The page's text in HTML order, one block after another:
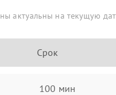
актуальны на текущую
Срок
100 мин